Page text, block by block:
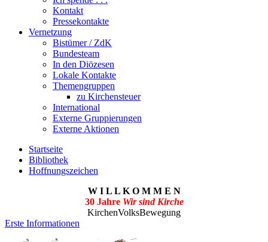
Kontakt
Pressekontakte
Vernetzung
Bistümer / ZdK
Bundesteam
In den Diözesen
Lokale Kontakte
Themengruppen
zu Kirchensteuer
International
Externe Gruppierungen
Externe Aktionen
Startseite
Bibliothek
Hoffnungszeichen
W I L L K O M M E N
30 Jahre Wir sind Kirche
KirchenVolksBewegung
Erste Informationen